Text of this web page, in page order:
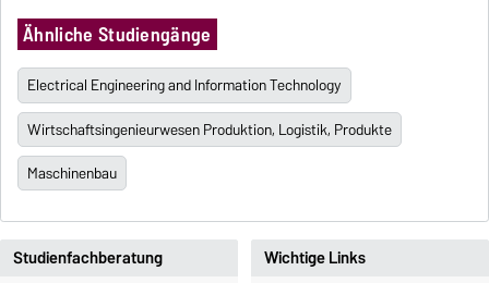
Ähnliche Studiengänge
Electrical Engineering and Information Technology
Wirtschaftsingenieurwesen Produktion, Logistik, Produkte
Maschinenbau
Studienfachberatung
Wichtige Links